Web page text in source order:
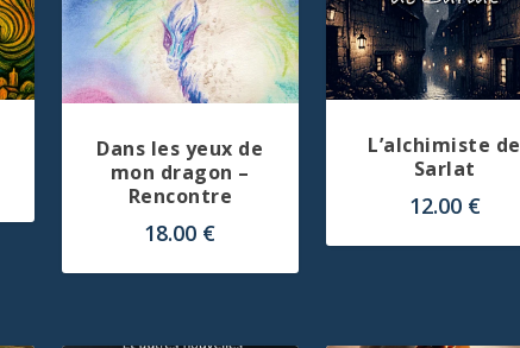
Dans les yeux de
mon dragon –
Rencontre
18.00 €
L’alchimiste de
Sarlat
12.00 €